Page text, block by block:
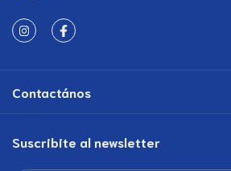
Contactános
Suscribite al newsletter